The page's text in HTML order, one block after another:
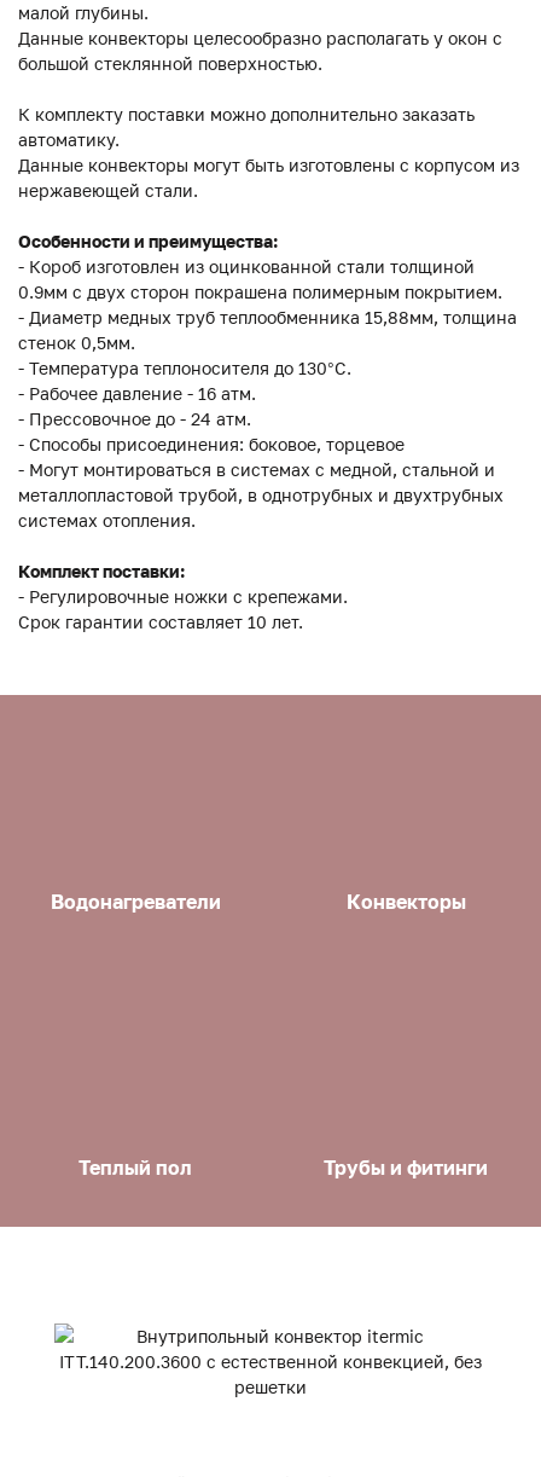
малой глубины.
Данные конвекторы целесообразно располагать у окон с
большой стеклянной поверхностью.
К комплекту поставки можно дополнительно заказать
автоматику.
Данные конвекторы могут быть изготовлены с корпусом из
нержавеющей стали.
Особенности и преимущества:
- Короб изготовлен из оцинкованной стали толщиной
0.9мм с двух сторон покрашена полимерным покрытием.
- Диаметр медных труб теплообменника 15,88мм, толщина
стенок 0,5мм.
- Температура теплоносителя до 130°C.
- Рабочее давление - 16 атм.
- Прессовочное до - 24 атм.
- Способы присоединения: боковое, торцевое
- Могут монтироваться в системах с медной, стальной и
металлопластовой трубой, в однотрубных и двухтрубных
системах отопления.
Комплект поставки:
- Регулировочные ножки с крепежами.
Срок гарантии составляет 10 лет.
Водонагреватели Конвекторы
Теплый пол Трубы и фитинги